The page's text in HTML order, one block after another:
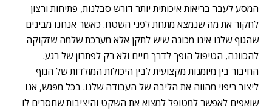
המסע לעבר בריאות איכותית יותר דורש סבלנות, פתיחות ורצון
לחקור את מה שנמצא מתחת לפני השטח. כאשר אנחנו מבינים
שהגוף שלנו אינו מכונה שיש לתקן אלא מערכת שלמה שזקוקה
להכוונה, הטיפול הופך לדרך חיים ולא רק לפתרון של רגע.
החיבור בין מיומנות מקצועית לבין היכולות המולדות של הגוף
ליצור ריפוי מהווה את הליבה של העבודה שלנו. בכל מפגש, אנו
שואפים לאפשר למטופל למצוא את השקט והיציבות שחסרים לו